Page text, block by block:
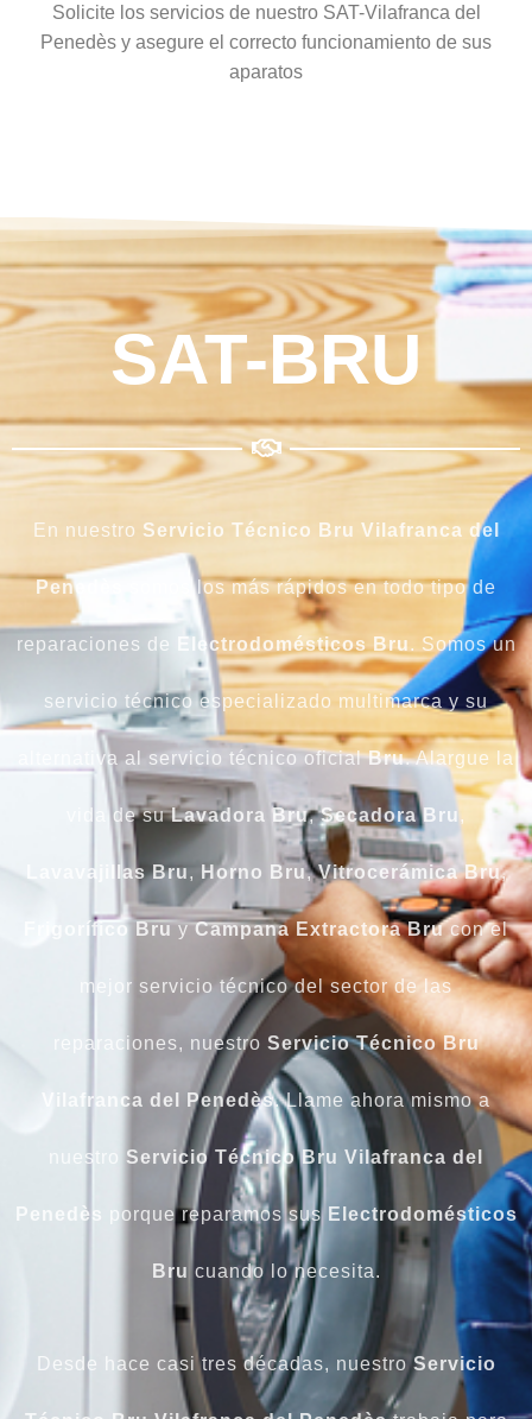
Solicite los servicios de nuestro SAT-Vilafranca del
Penedès y asegure el correcto funcionamiento de sus
aparatos
SAT-BRU
En nuestro Servicio Técnico Bru Vilafranca del
Penedès somos los más rápidos en todo tipo de
reparaciones de Electrodomésticos Bru. Somos un
servicio técnico especializado multimarca y su
alternativa al servicio técnico oficialBru. Alargue la
vida de suLavadora Bru,Secadora Bru ,
Lavavajillas Bru, Horno Bru,Vitrocerámica Bru,
Frigorífico BruyCampana Extractora Brucon el
mejor servicio técnico del sector de las
reparaciones, nuestro Servicio Técnico Bru
Vilafranca del Penedès. Llame ahora mismo a
nuestro Servicio Técnico Bru Vilafranca del
Penedès porque reparamos sus Electrodomésticos
Bru cuando lo necesita.
Desde hace casi tres décadas, nuestroServicio